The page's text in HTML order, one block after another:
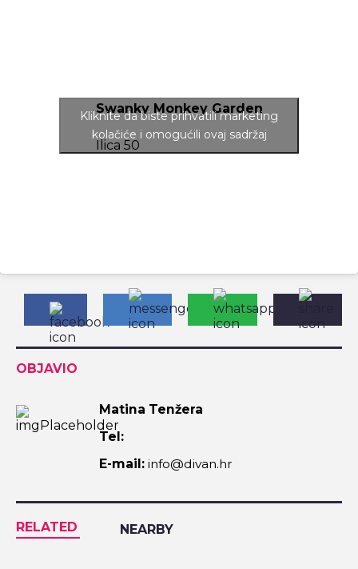
Swanky Monkey Garden
Ilica 50
Kliknite da biste prihvatili marketing
kolačiće i omogućili ovaj sadržaj
OBJAVIO
Matina Tenžera
Tel:
E-mail: info@divan.hr
RELATED NEARBY